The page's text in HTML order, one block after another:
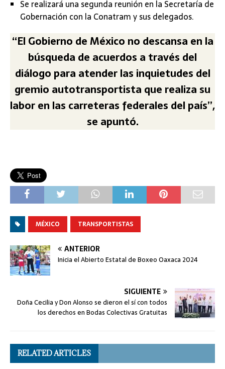
Se realizará una segunda reunión en la Secretaría de
Gobernación con la Conatram y sus delegados.
“El Gobierno de México no descansa en la
búsqueda de acuerdos a través del
diálogo para atender las inquietudes del
gremio autotransportista que realiza su
labor en las carreteras federales del país”,
se apuntó.
MÉXICO TRANSPORTISTAS
ANTERIOR
Inicia el Abierto Estatal de Boxeo Oaxaca 2024
SIGUIENTE
Doña Cecilia y Don Alonso se dieron el sí con todos
los derechos en Bodas Colectivas Gratuitas
RELATED ARTICLES